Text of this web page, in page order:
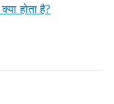
होता है?